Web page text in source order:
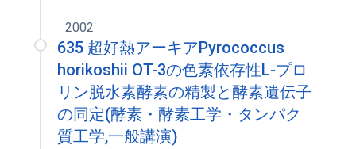
2002
635 超好熱アーキアPyrococcus
horikoshii OT-3の色素依存性L-プロ
リン脱水素酵素の精製と酵素遺伝子
の同定(酵素・酵素工学・タンパク
質工学,一般講演)